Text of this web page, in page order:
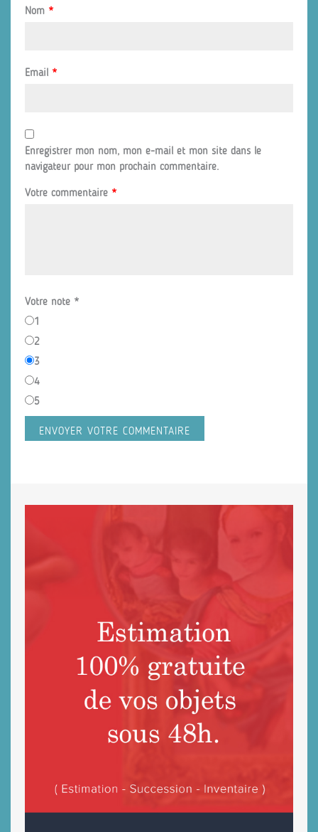
Nom *
Email *
Enregistrer mon nom, mon e-mail et mon site dans le
navigateur pour mon prochain commentaire.
Votre commentaire *
Votre note *
1
2
3
4
5